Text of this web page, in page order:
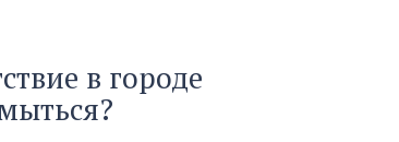
в городе